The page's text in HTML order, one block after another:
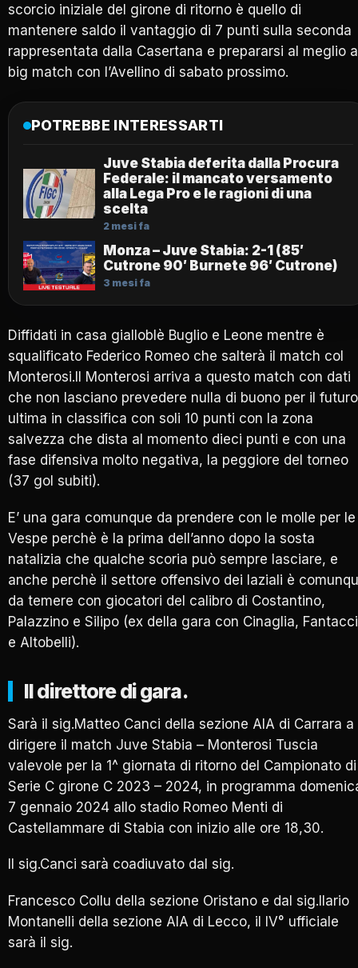
scorcio iniziale del girone di ritorno è quello di
mantenere saldo il vantaggio di 7 punti sulla seconda
rappresentata dalla Casertana e prepararsi al meglio
big match con l’Avellino di sabato prossimo.
POTREBBE INTERESSARTI
Juve Stabia deferita dalla Procura
Federale: il mancato versamento
alla Lega Pro e le ragioni di una
scelta
2 mesi fa
Monza – Juve Stabia: 2-1 (85′
Cutrone 90′ Burnete 96′ Cutrone)
3 mesi fa
Diffidati in casa gialloblè Buglio e Leone mentre è
squalificato Federico Romeo che salterà il match col
Monterosi.Il Monterosi arriva a questo match con dati
che non lasciano prevedere nulla di buono per il
ultima in classifica con soli 10 punti con la zona
salvezza che dista al momento dieci punti e con una
fase difensiva molto negativa, la peggiore del torneo
(37 gol subiti).
E’ una gara comunque da prendere con le molle per le
Vespe perchè è la prima dell’anno dopo la sosta
natalizia che qualche scoria può sempre lasciare, e
anche perchè il settore offensivo dei laziali è
da temere con giocatori del calibro di Costantino,
Palazzino e Silipo (ex della gara con Cinaglia, Fantacci
e Altobelli).
Il direttore di gara.
Sarà il sig.Matteo Canci della sezione AIA di Carrara a
dirigere il match Juve Stabia – Monterosi Tuscia
valevole per la 1^ giornata di ritorno del Campionato di
Serie C girone C 2023 – 2024, in programma
7 gennaio 2024 allo stadio Romeo Menti di
Castellammare di Stabia con inizio alle ore 18,30.
Il sig.Canci sarà coadiuvato dal sig.
Francesco Collu della sezione Oristano e dal sig.Ilario
Montanelli della sezione AIA di Lecco, il IV° ufficiale
sarà il sig.